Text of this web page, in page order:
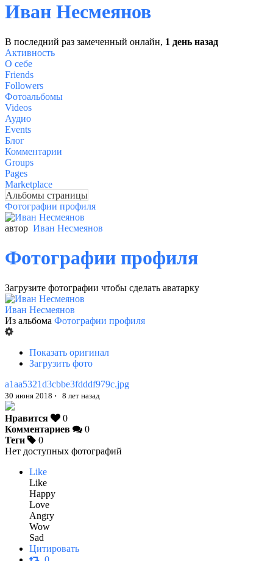
Иван Несмеянов
В последний раз замеченный онлайн, 1 день назад
Активность
О себе
Friends
Followers
Фотоальбомы
Videos
Аудио
Events
Блог
Комментарии
Groups
Pages
Marketplace
Альбомы страницы
Фотографии профиля
автор Иван Несмеянов
Фотографии профиля
Загрузите фотографии чтобы сделать аватарку
Иван Несмеянов
Из альбома Фотографии профиля
Показать оригинал
Загрузить фото
a1aa5321d3cbbe3fdddf979c.jpg
30 июня 2018 · 8 лет назад
Нравится
0
Комментариев
0
Теги
0
Нет доступных фотографий
Like
Like
Happy
Love
Angry
Wow
Sad
Цитировать